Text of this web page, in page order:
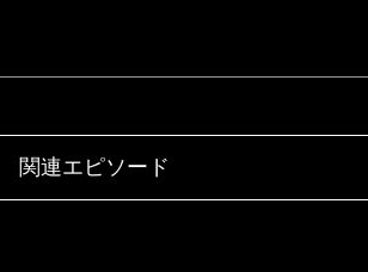
関連エピソード